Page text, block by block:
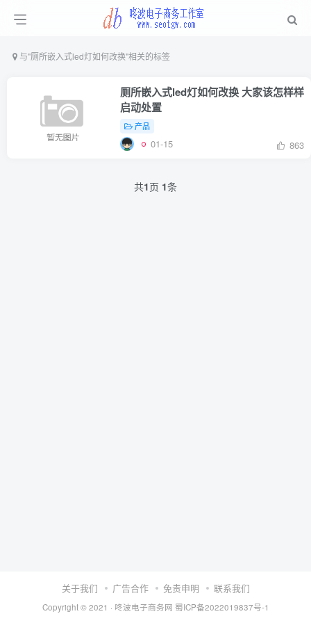
与"厕所嵌入式led灯如何改换"相关的标签
厕所嵌入式led灯如何改换 大家该怎样样
启动处置
产品
01-15 863
共1页 1条
关于我们 广告合作 免责申明 联系我们
Copyright © 2021 · 咚波电子商务网 蜀ICP备2022019837号-1